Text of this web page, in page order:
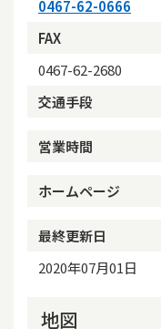
0467-62-0666
FAX
0467-62-2680
交通手段
営業時間
ホームページ
最終更新日
2020年07月01日
地図